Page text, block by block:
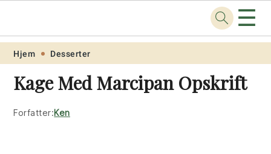
Skip
primary
navigation
Skip
main
content
Skip
primary
sidebar
Skip
footer
Opskrift.net ☰
Hjem Desserter
Kage Med Marcipan Opskrift
Forfatter:Ken